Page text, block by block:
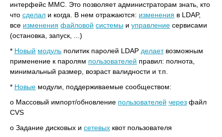
интерфейс MMC. Это позволяет администраторам знать, кто
что сделал и когда. В нем отражаются: изменения в LDAP,
все изменения файловой системы и управление сервисами
(остановка, запуск, ...)
* Новый модуль политик паролей LDAP делаетвозможным
применение к паролям пользователей правил: полнота,
минимальный размер, возраст валидности и т.п.
* Новые модули, поддерживаемые сообществом:
o Массовый импорт/обновление пользователей через файл
CVS
o Задание дисковых и сетевых квот пользователя